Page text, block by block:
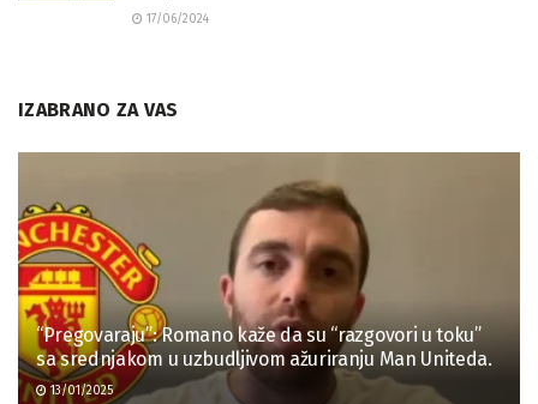
17/06/2024
IZABRANO ZA VAS
“Pregovaraju”: Romano kaže da su “razgovori u toku”
sa srednjakom u uzbudljivom ažuriranju Man Uniteda.
13/01/2025